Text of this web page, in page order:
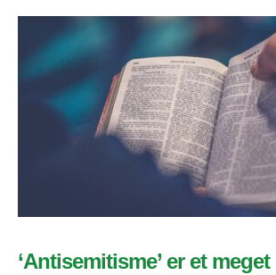
‘Antisemitisme’ er et meget